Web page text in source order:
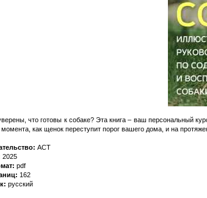
что готовы к собаке? Эта книга – ваш персональный
момента, как щенок переступит порог вашего дома, и на
АСТ
2025
pdf
162
русский